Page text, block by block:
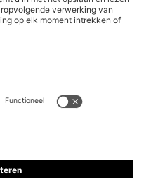
over de toegankelijkheid
EXPERIENCE
Newsletter